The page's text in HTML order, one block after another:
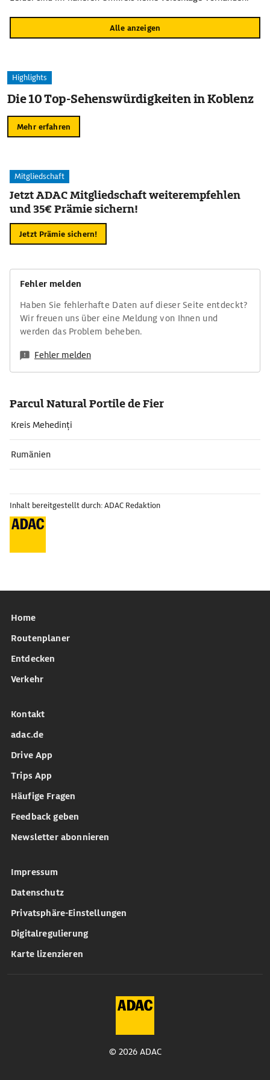
Alle anzeigen
Highlights
Die 10 Top-Sehenswürdigkeiten in Koblenz
Mehr erfahren
Mitgliedschaft
Jetzt ADAC Mitgliedschaft weiterempfehlen
und 35€ Prämie sichern!
Jetzt Prämie sichern!
Fehler melden
Haben Sie fehlerhafte Daten auf dieser Seite entdeckt?
Wir freuen uns über eine Meldung von Ihnen und
werden das Problem beheben.
Fehler melden
Parcul Natural Portile de Fier
Kreis Mehedinți
Rumänien
Inhalt bereitgestellt durch: ADAC Redaktion
Home
Routenplaner
Entdecken
Verkehr
Kontakt
adac.de
Drive App
Trips App
Häufige Fragen
Feedback geben
Newsletter abonnieren
Impressum
Datenschutz
Privatsphäre-Einstellungen
Digitalregulierung
Karte lizenzieren
© 2026 ADAC